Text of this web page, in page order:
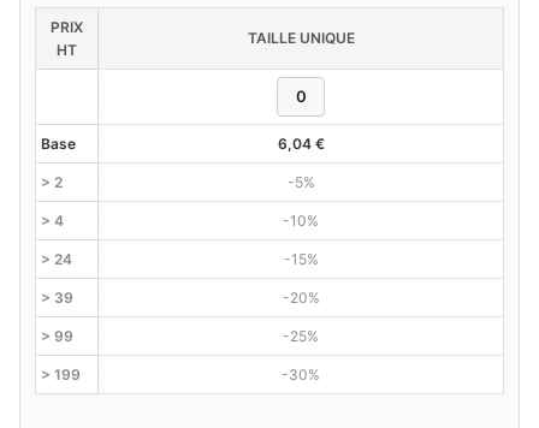
PRIX
HT
TAILLE UNIQUE
Base 6,04 €
> 2 -5%
> 4 -10%
> 24 -15%
> 39 -20%
> 99 -25%
> 199 -30%